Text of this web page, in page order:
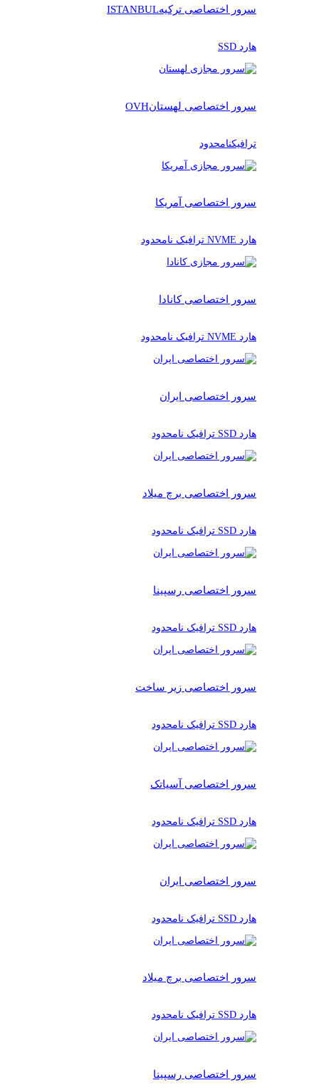
سرور اختصاصی ترکیهISTANBUL
هارد SSD
سرور اختصاصی لهستانOVH
ترافیکنامحدود
سرور اختصاصی آمریکا
هارد NVME ترافیک نامحدود
سرور اختصاصی کانادا
هارد NVME ترافیک نامحدود
سرور اختصاصی ایران
هارد SSD ترافیک نامحدود
سرور اختصاصی برچ میلاد
هارد SSD ترافیک نامحدود
سرور اختصاصی رسپینا
هارد SSD ترافیک نامحدود
سرور اختصاصی زیر ساخت
هارد SSD ترافیک نامحدود
سرور اختصاصی آسیاتک
هارد SSD ترافیک نامحدود
سرور اختصاصی ایران
هارد SSD ترافیک نامحدود
سرور اختصاصی برچ میلاد
هارد SSD ترافیک نامحدود
سرور اختصاصی رسپینا